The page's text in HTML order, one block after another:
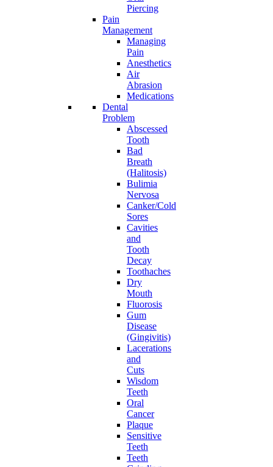
Piercing
Pain
Management
Managing
Pain
Anesthetics
Air
Abrasion
Medications
Dental
Problem
Abscessed
Tooth
Bad
Breath
(Halitosis)
Bulimia
Nervosa
Canker/Cold
Sores
Cavities
and
Tooth
Decay
Toothaches
Dry
Mouth
Fluorosis
Gum
Disease
(Gingivitis)
Lacerations
and
Cuts
Wisdom
Teeth
Oral
Cancer
Plaque
Sensitive
Teeth
Teeth